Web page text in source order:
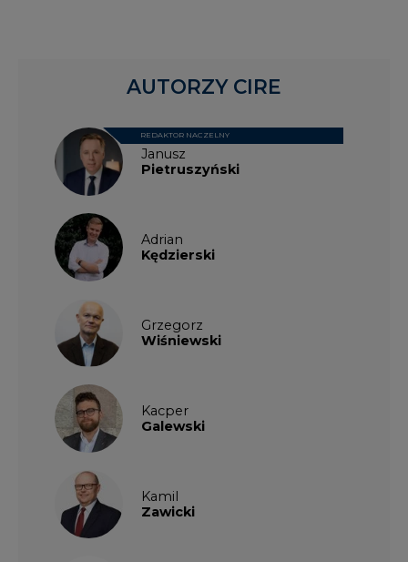
Janusz
Pietruszyński
REDAKTOR NACZELNY
Adrian
Kędzierski
Grzegorz
Wiśniewski
Kacper
Galewski
Kamil
Zawicki
AUTORZY CIRE